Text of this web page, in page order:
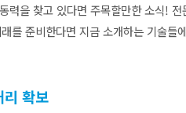
력을 찾고 있다면 주목할만한 소식!
를 준비한다면 지금 소개하는 기술들
리 확보